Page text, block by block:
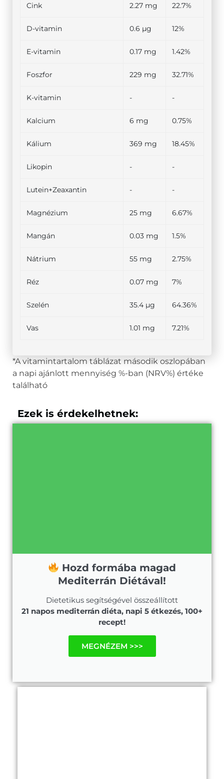
Cink 2.27 mg 22.7%
D-vitamin 0.6 µg 12%
E-vitamin 0.17 mg 1.42%
Foszfor 229 mg 32.71%
K-vitamin - -
Kalcium 6 mg 0.75%
Kálium 369 mg 18.45%
Likopin - -
Lutein+Zeaxantin - -
Magnézium 25 mg 6.67%
Mangán 0.03 mg 1.5%
Nátrium 55 mg 2.75%
Réz 0.07 mg 7%
Szelén 35.4 µg 64.36%
Vas 1.01 mg 7.21%
*A vitamintartalom táblázat második oszlopában
a napi ajánlott mennyiség %-ban (NRV%) értéke
található
Ezek is érdekelhetnek:
Hozd formába magad
Mediterrán Diétával!
Dietetikus segítségével összeállított
21 napos mediterrán diéta, napi 5 étkezés, 100+
recept!
MEGNÉZEM >>>